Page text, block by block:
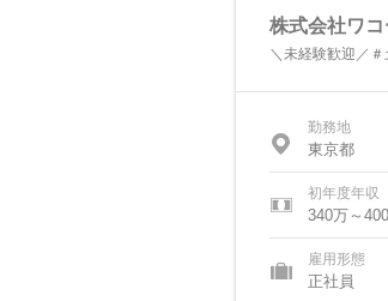
株式会社ワコ
＼未経験歓迎／
勤務地
東京都
初年度年収
340万～
雇用形態
正社員